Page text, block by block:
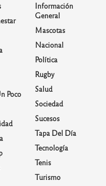
Poco
Información
General
Mascotas
Nacional
Política
Rugby
Salud
Sociedad
Sucesos
Tapa Del Día
Tecnología
Tenis
Turismo